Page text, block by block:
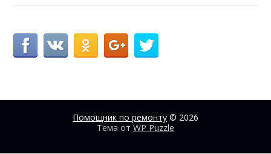
Помощник по ремонту © 2026
Тема от WP Puzzle